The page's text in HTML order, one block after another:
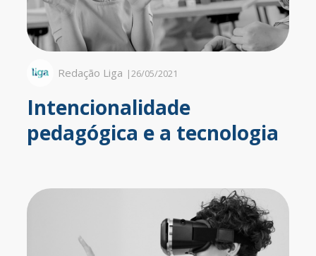
Redação Liga | 26/05/2021
Intencionalidade
pedagógica e a tecnologia